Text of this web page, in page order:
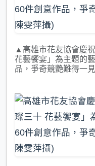
▲高雄市花友協會慶
花藝饗宴」為主題的
品，爭奇競艷難得一